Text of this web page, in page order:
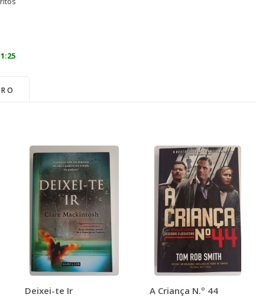
Deixei-te Ir A Criança N.º 44